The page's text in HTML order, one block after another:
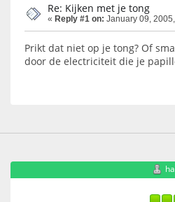
Re: Kijken met je tong
« Reply #1 on: January 09,
Prikt dat niet op je tong? Of
door de electriciteit die je